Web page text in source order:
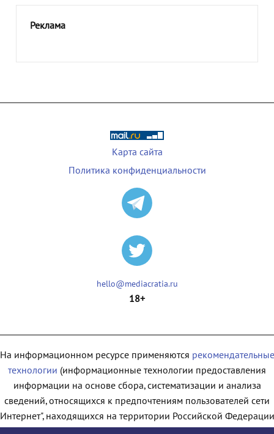
Реклама
Карта сайта
Политика конфиденциальности
hello@mediacratia.ru
18+
На информационном ресурсе применяются рекомендательные
технологии (информационные технологии предоставления
информации на основе сбора, систематизации и анализа
сведений, относящихся к предпочтениям пользователей сети
находящихся на территории Российской